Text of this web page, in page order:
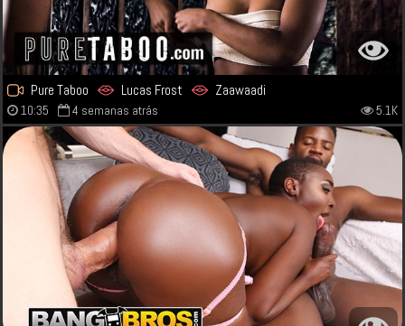
Pure Taboo Lucas Frost Zaawaadi
10:35 4 semanas atrás 5.1K